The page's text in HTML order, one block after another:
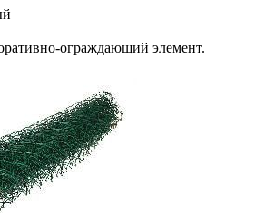
ограждающий элемент.